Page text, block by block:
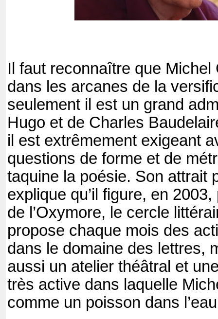
Il faut reconnaître que
dans les arcanes de la
seulement il est un grand
Hugo et de Charles
il est extrêmement exigeant
questions de forme et de
taquine la poésie. Son attrait
explique qu’il figure, en
de l’Oxymore, le cercle
propose chaque mois des
dans le domaine des lettres,
aussi un atelier théâtral et
très active dans laquelle
comme un poisson dans